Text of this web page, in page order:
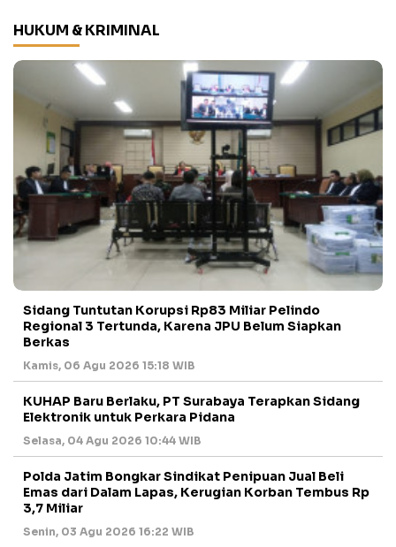
HUKUM & KRIMINAL
Sidang Tuntutan Korupsi Rp83 Miliar Pelindo
Regional 3 Tertunda, Karena JPU Belum Siapkan
Berkas
Kamis, 06 Agu 2026 15:18 WIB
KUHAP Baru Berlaku, PT Surabaya Terapkan Sidang
Elektronik untuk Perkara Pidana
Selasa, 04 Agu 2026 10:44 WIB
Polda Jatim Bongkar Sindikat Penipuan Jual Beli
Emas dari Dalam Lapas, Kerugian Korban Tembus Rp
3,7 Miliar
Senin, 03 Agu 2026 16:22 WIB